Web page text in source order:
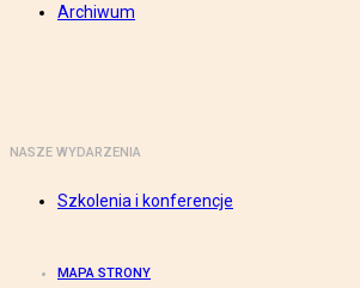
Archiwum
NASZE WYDARZENIA
Szkolenia i konferencje
MAPA STRONY